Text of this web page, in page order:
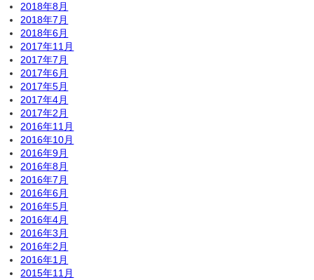
2018年8月
2018年7月
2018年6月
2017年11月
2017年7月
2017年6月
2017年5月
2017年4月
2017年2月
2016年11月
2016年10月
2016年9月
2016年8月
2016年7月
2016年6月
2016年5月
2016年4月
2016年3月
2016年2月
2016年1月
2015年11月